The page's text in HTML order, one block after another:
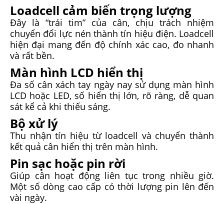
Loadcell cảm biến trọng lượng
Đây là “trái tim” của cân, chịu trách nhiệm
chuyển đổi lực nén thành tín hiệu điện. Loadcell
hiện đại mang đến độ chính xác cao, đo nhanh
và rất bền.
Màn hình LCD hiển thị
Đa số cân xách tay ngày nay sử dụng màn hình
LCD hoặc LED, số hiển thị lớn, rõ ràng, dễ quan
sát kể cả khi thiếu sáng.
Bộ xử lý
Thu nhận tín hiệu từ loadcell và chuyển thành
kết quả cân hiển thị trên màn hình.
Pin sạc hoặc pin rời
Giúp cân hoạt động liên tục trong nhiều giờ.
Một số dòng cao cấp có thời lượng pin lên đến
vài ngày.